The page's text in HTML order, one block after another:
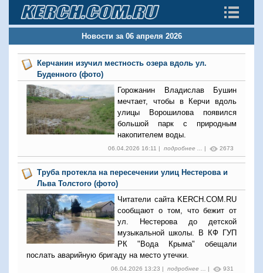
Новости за 06 апреля 2026
Керчанин изучил местность озера вдоль ул.
Буденного (фото)
Горожанин Владислав Бушин
мечтает, чтобы в Керчи вдоль
улицы Ворошилова появился
большой парк с природным
накопителем воды.
06.04.2026 16:11 | подробнее ... | 2673
Труба протекла на пересечении улиц Нестерова и
Льва Толстого (фото)
Читатели сайта KERCH.COM.RU
сообщают о том, что бежит от
ул. Нестерова до детской
музыкальной школы. В КФ ГУП
РК "Вода Крыма" обещали
послать аварийную бригаду на место утечки.
06.04.2026 13:23 | подробнее ... | 931